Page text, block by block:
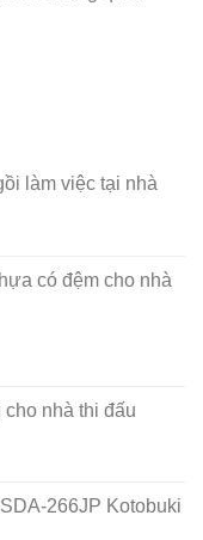
làm việc tại nhà
có đệm cho nhà
nhà thi đấu
266JP Kotobuki